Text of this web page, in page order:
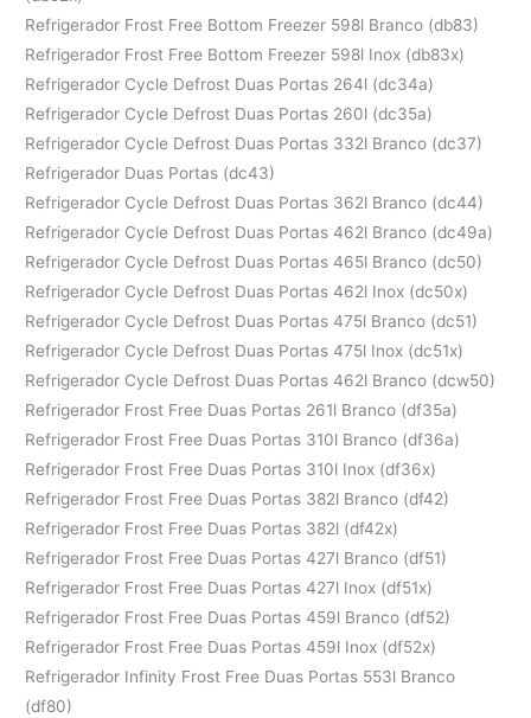
Refrigerador Frost Free Bottom Freezer 598l Branco (db83)
Refrigerador Frost Free Bottom Freezer 598l Inox (db83x)
Refrigerador Cycle Defrost Duas Portas 264l (dc34a)
Refrigerador Cycle Defrost Duas Portas 260l (dc35a)
Refrigerador Cycle Defrost Duas Portas 332l Branco (dc37)
Refrigerador Duas Portas (dc43)
Refrigerador Cycle Defrost Duas Portas 362l Branco (dc44)
Refrigerador Cycle Defrost Duas Portas 462l Branco (dc49a)
Refrigerador Cycle Defrost Duas Portas 465l Branco (dc50)
Refrigerador Cycle Defrost Duas Portas 462l Inox (dc50x)
Refrigerador Cycle Defrost Duas Portas 475l Branco (dc51)
Refrigerador Cycle Defrost Duas Portas 475l Inox (dc51x)
Refrigerador Cycle Defrost Duas Portas 462l Branco (dcw50)
Refrigerador Frost Free Duas Portas 261l Branco (df35a)
Refrigerador Frost Free Duas Portas 310l Branco (df36a)
Refrigerador Frost Free Duas Portas 310l Inox (df36x)
Refrigerador Frost Free Duas Portas 382l Branco (df42)
Refrigerador Frost Free Duas Portas 382l (df42x)
Refrigerador Frost Free Duas Portas 427l Branco (df51)
Refrigerador Frost Free Duas Portas 427l Inox (df51x)
Refrigerador Frost Free Duas Portas 459l Branco (df52)
Refrigerador Frost Free Duas Portas 459l Inox (df52x)
Refrigerador Infinity Frost Free Duas Portas 553l Branco
(df80)